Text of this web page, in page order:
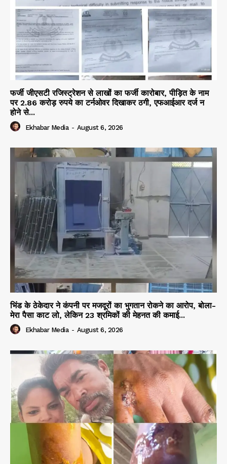
फर्जी जीएसटी रजिस्ट्रेशन से लाखों का फर्जी कारोबार, पीड़ित के नाम
पर 2.86 करोड़ रुपये का टर्नओवर दिखाकर ठगी, एफआईआर दर्ज न
होने से...
Ekhabar Media - August 6, 2026
भिंड के ठेकेदार ने कंपनी पर मजदूरों का भुगतान रोकने का आरोप, बोला-
मेरा पैसा काट लो, लेकिन 23 श्रमिकों की मेहनत की कमाई...
Ekhabar Media - August 6, 2026